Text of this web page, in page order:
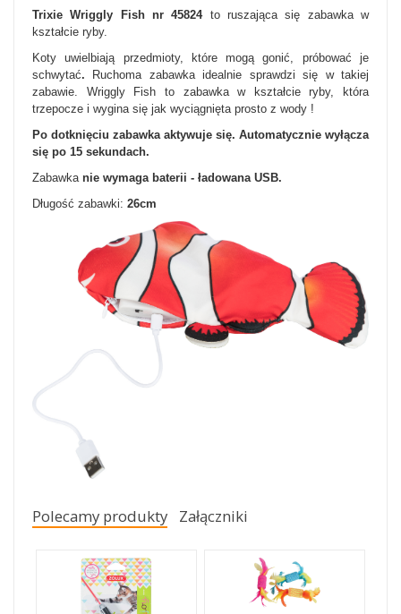
Trixie Wriggly Fish nr 45824 to ruszająca się zabawka w
kształcie ryby.
Koty uwielbiają przedmioty, które mogą gonić, próbować je
schwytać.
Ruchoma zabawka idealnie sprawdzi się w takiej
zabawie. Wriggly Fish to zabawka w kształcie ryby, która
trzepocze i wygina się jak wyciągnięta prosto z wody !
Po dotknięciu zabawka aktywuje się. Automatycznie wyłącza
się po 15 sekundach.
Zabawka nie wymaga baterii - ładowana USB.
Długość zabawki: 26cm
Polecamy produkty Załączniki